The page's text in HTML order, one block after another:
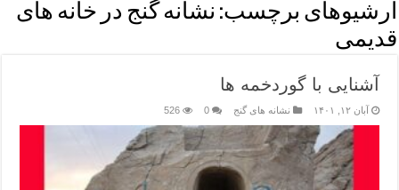
آرشیوهای برچسب: نشانه گنج در خانه های
قدیمی
آشنایی با گوردخمه ها
آبان ۱۲, ۱۴۰۱ نشانه های گنج 0
526